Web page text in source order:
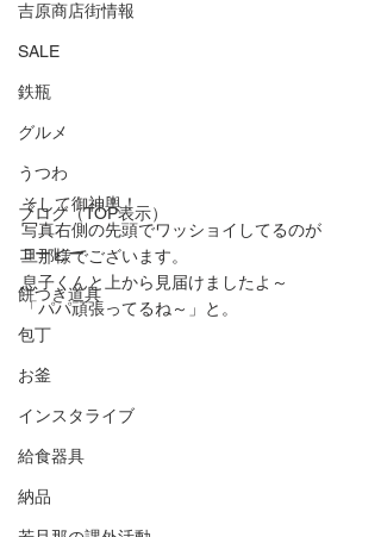
吉原商店街情報
SALE
鉄瓶
グルメ
うつわ
ブログ（TOP表示）
コーヒー
餅つき道具
包丁
お釜
インスタライブ
給食器具
納品
そして御神輿！
写真右側の先頭でワッショイしてるのが
旦那様でございます。
息子くんと上から見届けましたよ～
「パパ頑張ってるね～」と。